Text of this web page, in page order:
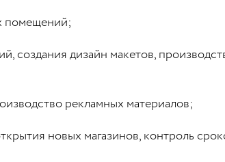
помещений;
создания дизайн макетов,
рекламных материалов;
новых магазинов, контроль